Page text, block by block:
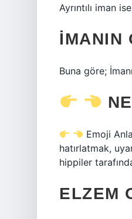
Ayrıntılı iman
İMANIN
Buna göre;
Emoji
hatırlatmak,
hippiler
ELZEM